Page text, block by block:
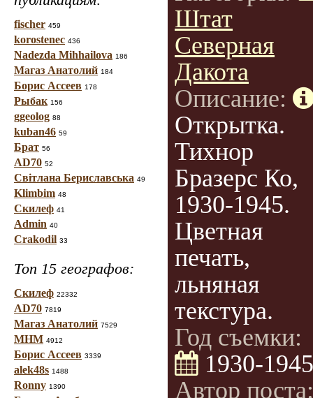
fischer 459
korostenec 436
Nadezda Mihhailova 186
Магаз Анатолий 184
Борис Ассеев 178
Рыбак 156
ggeolog 88
kuban46 59
Брат 56
AD70 52
Світлана Бериславська 49
Klimbim 48
Скилеф 41
Admin 40
Crakodil 33
Топ 15 географов:
Скилеф 22332
AD70 7819
Магаз Анатолий 7529
МНМ 4912
Борис Ассеев 3339
alek48s 1488
Ronny 1390
Штат
Северная
Дакота
Описание:
Открытка.
Тихнор
Бразерс Ко,
1930-1945.
Цветная
печать,
льняная
текстура.
Год съемки:
1930-1945
Автор поста: